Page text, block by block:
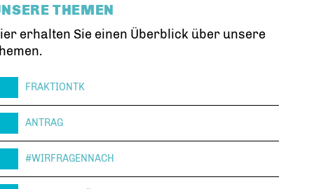
THEMEN
erhalten Sie einen Überblick über unsere
FRAKTIONTK
ANTRAG
#WIRFRAGENNACH